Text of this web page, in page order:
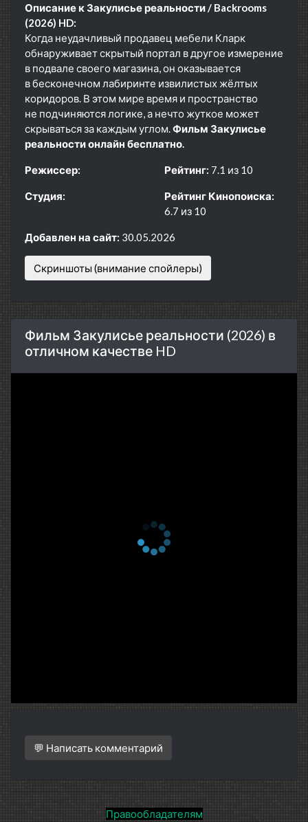
Описание к Закулисье реальности / Backrooms
(2026) HD:
Когда неудачливый продавец мебели Кларк
обнаруживает скрытый портал в другое измерение
в подвале своего магазина, он оказывается
в бесконечном лабиринте извилистых жёлтых
коридоров. В этом мире время и пространство
не подчиняются логике, а нечто жуткое может
скрываться за каждым углом.Фильм Закулисье
реальности онлайн бесплатно.
Режиссер:
Студия:
Рейтинг: 7.1 из 10
Рейтинг Кинопоиска:
6.7 из 10
Добавлен на сайт: 30.05.2026
Скриншоты (внимание спойлеры)
Фильм Закулисье реальности (2026) в
отличном качестве HD
💬 Написать комментарий
Правообладателям